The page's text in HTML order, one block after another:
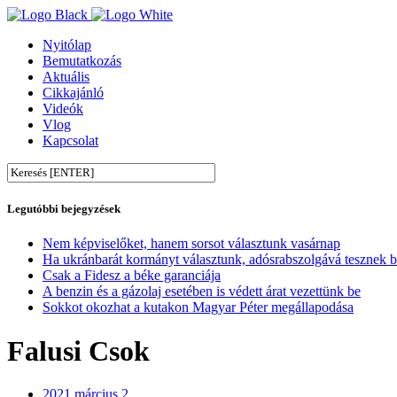
Nyitólap
Bemutatkozás
Aktuális
Cikkajánló
Videók
Vlog
Kapcsolat
Legutóbbi bejegyzések
Nem képviselőket, hanem sorsot választunk vasárnap
Ha ukránbarát kormányt választunk, adósrabszolgává tesznek
Csak a Fidesz a béke garanciája
A benzin és a gázolaj esetében is védett árat vezettünk be
Sokkot okozhat a kutakon Magyar Péter megállapodása
Falusi Csok